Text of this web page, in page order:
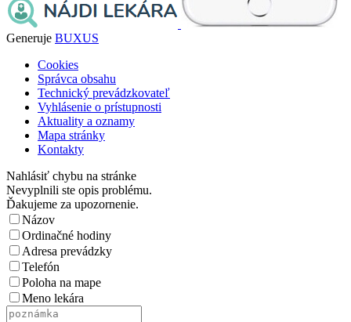
Generuje BUXUS
Cookies
Správca obsahu
Technický prevádzkovateľ
Vyhlásenie o prístupnosti
Aktuality a oznamy
Mapa stránky
Kontakty
Nahlásiť chybu na stránke
Nevyplnili ste opis problému.
Ďakujeme za upozornenie.
Názov
Ordinačné hodiny
Adresa prevádzky
Telefón
Poloha na mape
Meno lekára